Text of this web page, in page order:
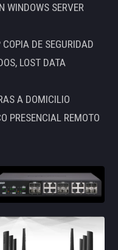
WINDOWS SERVER
DE SEGURIDAD
LOST DATA
A DOMICILIO
PRESENCIAL REMOTO